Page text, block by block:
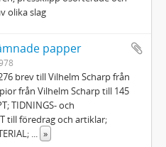
olika slag
papper
brev till Vilhelm Scharp från
från Vilhelm Scharp till 145
TIDNINGS- och
till föredrag och artiklar;
»